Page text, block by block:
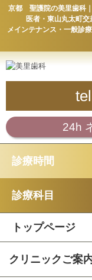
京都 聖護院の美里歯科
医者・東山丸太町
メインテナンス・一般診
24h
診療時間
診療科目
トップページ
クリニックご案